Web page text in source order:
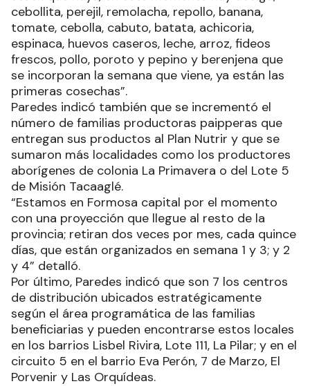
cebollita, perejil, remolacha, repollo, banana,
tomate, cebolla, cabuto, batata, achicoria,
espinaca, huevos caseros, leche, arroz, fideos
frescos, pollo, poroto y pepino y berenjena que
se incorporan la semana que viene, ya están las
primeras cosechas”.
Paredes indicó también que se incrementó el
número de familias productoras paipperas que
entregan sus productos al Plan Nutrir y que se
sumaron más localidades como los productores
aborígenes de colonia La Primavera o del Lote 5
de Misión Tacaaglé.
“Estamos en Formosa capital por el momento
con una proyección que llegue al resto de la
provincia; retiran dos veces por mes, cada quince
días, que están organizados en semana 1 y 3; y 2
y 4” detalló.
Por último, Paredes indicó que son 7 los centros
de distribución ubicados estratégicamente
según el área programática de las familias
beneficiarias y pueden encontrarse estos locales
en los barrios Lisbel Rivira, Lote 111, La Pilar; y en el
circuito 5 en el barrio Eva Perón, 7 de Marzo, El
Porvenir y Las Orquídeas.